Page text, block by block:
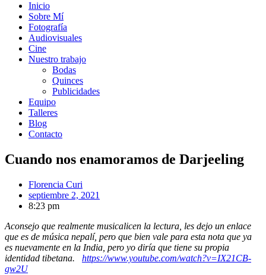
Inicio
Sobre Mí
Fotografía
Audiovisuales
Cine
Nuestro trabajo
Bodas
Quinces
Publicidades
Equipo
Talleres
Blog
Contacto
Cuando nos enamoramos de Darjeeling
Florencia Curi
septiembre 2, 2021
8:23 pm
Aconsejo que realmente musicalicen la lectura, les dejo un enlace
que es de música nepalí, pero que bien vale para esta nota que ya
es nuevamente en la India, pero yo diría que tiene su propia
identidad tibetana. https://www.youtube.com/watch?v=IX21CB-
gw2U